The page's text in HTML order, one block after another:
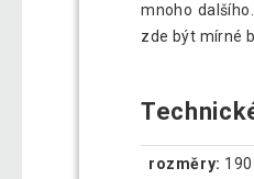
mnoho dalšího.
zde být mírné
rozměry: